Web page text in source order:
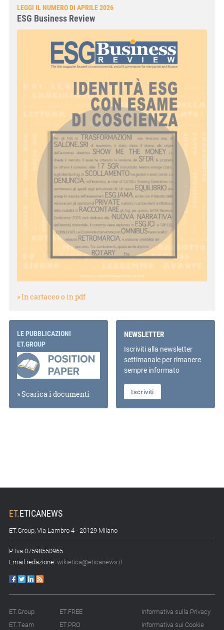
LEGGI IL NUMERO DI APRILE 2026
ESG Business Review
» In cartaceo o in pdf
LE PUBBLICAZIONI
ET.GROUP
» Scarica i documenti
NEWSLETTER
Iscriviti alla newsletter
settimanale per rimanere
sempre informato
Iscriviti
ET.ETICANEWS
ET.Group, Via Lambro 4 - 20129 Milano
P. Iva 07598550965
Email redazione: wikietica@eticanews.it
ET.Group
ET.Team
ET.FREE
ET.PRO
Informativa sulla Privacy
Informativa sui Cookie